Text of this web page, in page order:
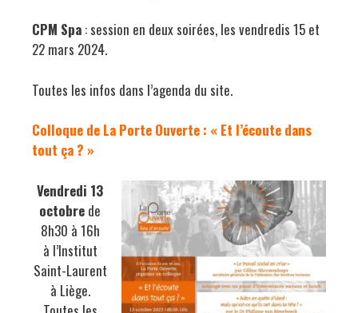
CPM Spa : session en deux soirées, les vendredis 15 et
22 mars 2024.
Toutes les infos dans l’agenda du site.
Colloque de La Porte Ouverte : « Et l’écoute dans
tout ça ? »
Vendredi 13
octobre de
8h30 à 16h
à l’Institut
Saint-Laurent
à Liège.